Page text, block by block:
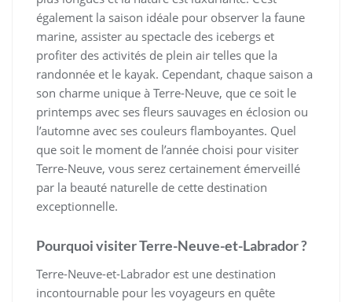
également la saison idéale pour observer la faune
marine, assister au spectacle des icebergs et
profiter des activités de plein air telles que la
randonnée et le kayak. Cependant, chaque saison a
son charme unique à Terre-Neuve, que ce soit le
printemps avec ses fleurs sauvages en éclosion ou
l’automne avec ses couleurs flamboyantes. Quel
que soit le moment de l’année choisi pour visiter
Terre-Neuve, vous serez certainement émerveillé
par la beauté naturelle de cette destination
exceptionnelle.
Pourquoi visiter Terre-Neuve-et-Labrador ?
Terre-Neuve-et-Labrador est une destination
incontournable pour les voyageurs en quête